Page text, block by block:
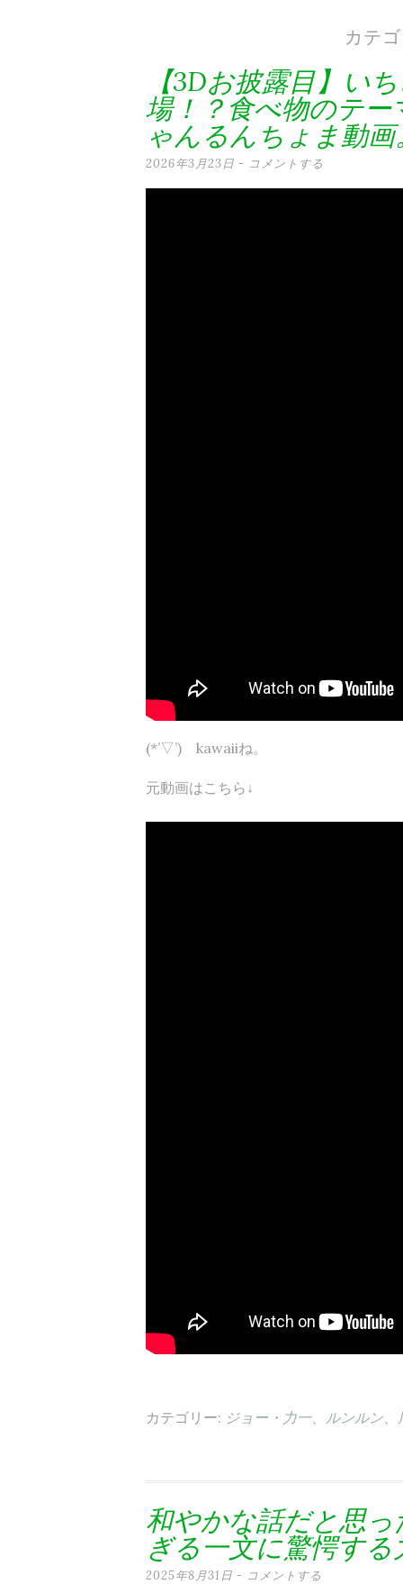
ツ
へ
ス
カテ
【3Dお披露目】い
場！？食べ物のテ
ゃんるんちょま動画
2026年3月23日 コメントする
(*’▽’) kawaiiね。
元動画はこちら↓
カテゴリー: ジョー・力一、 ルンルン、
和やかな話だと思
ぎる一文に驚愕する
2025年8月31日 コメントする